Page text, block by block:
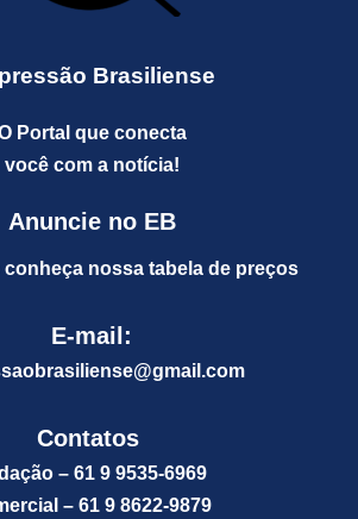
Brasiliense
Portal que conecta
você com a notícia!
Anuncie no EB
nossa tabela de preços
E-mail:
ail.com
Contatos
– 61 9 9535-6969
– 61 9 8622-9879